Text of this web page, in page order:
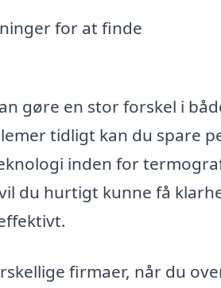
for at finde
gøre en stor forskel i
tidligt kan du spare
inden for
du hurtigt kunne få
firmaer, når du